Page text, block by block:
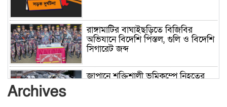
রাঙ্গামাটির বাঘাইছড়িতে বিজিবির
অভিযানে বিদেশি পিস্তল, গুলি ও বিদেশি
সিগারেট জব্দ
জাপানে শক্তিশালী ভূমিকম্পে নিহতের
Archives